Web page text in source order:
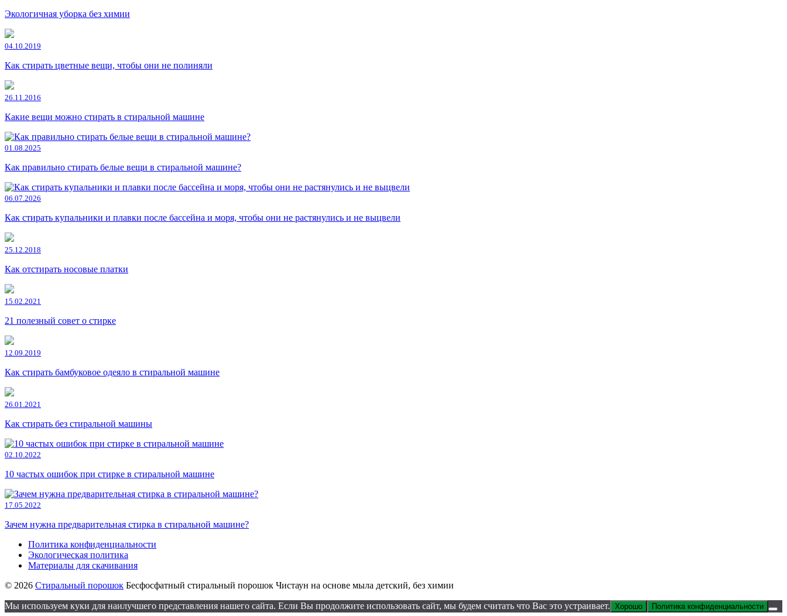
Экологичная уборка без химии
04.10.2019
Как стирать цветные вещи, чтобы они не полиняли
26.11.2016
Какие вещи можно стирать в стиральной машине
01.08.2025
Как правильно стирать белые вещи в стиральной машине?
06.07.2026
Как стирать купальники и плавки после бассейна и моря, чтобы они не растянулись и не выцвели
25.12.2018
Как отстирать носовые платки
15.02.2021
21 полезный совет о стирке
12.09.2019
Как стирать бамбуковое одеяло в стиральной машине
26.01.2021
Как стирать без стиральной машины
02.10.2022
10 частых ошибок при стирке в стиральной машине
17.05.2022
Зачем нужна предварительная стирка в стиральной машине?
Политика конфиденциальности
Экологическая политика
Материалы для скачивания
© 2026 Стиральный порошок Бесфосфатный стиральный порошок Чистаун на основе мыла детский, без химии
Мы используем куки для наилучшего представления нашего сайта. Если Вы продолжите использовать сайт, мы будем считать что Вас это устраивает. Хорошо Политика конфиденциальности